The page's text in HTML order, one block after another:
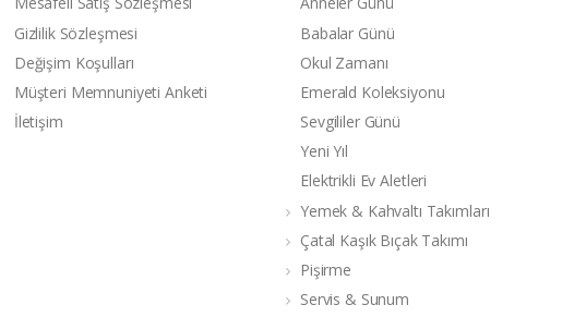
Gizlilik Sözleşmesi
Değişim Koşulları
Müşteri Memnuniyeti Anketi
İletişim
Babalar Günü
Okul Zamanı
Emerald Koleksiyonu
Sevgililer Günü
Yeni Yıl
Elektrikli Ev Aletleri
Yemek & Kahvaltı Takımları
Çatal Kaşık Bıçak Takımı
Pişirme
Servis & Sunum